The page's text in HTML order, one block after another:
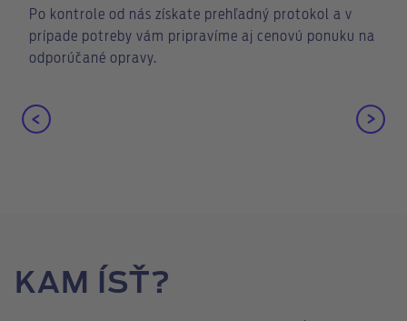
Po kontrole od nás získate prehľadný protokol a v
prípade potreby vám pripravíme aj cenovú ponuku na
odporúčané opravy.
KAM ÍSŤ?